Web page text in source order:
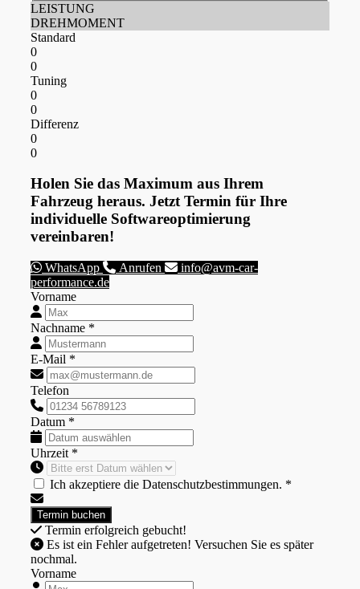
LEISTUNG
DREHMOMENT
Standard
0
0
Tuning
0
0
Differenz
0
0
Holen Sie das Maximum aus Ihrem
Fahrzeug heraus. Jetzt Termin für Ihre
individuelle Softwareoptimierung
vereinbaren!
WhatsApp Anrufen
info@avm-car-
performance.de
Vorname
Nachname *
E-Mail *
Telefon
Datum *
Uhrzeit *
Ich akzeptiere die Datenschutzbestimmungen. *
Termin erfolgreich gebucht!
nochmal.
Vorname